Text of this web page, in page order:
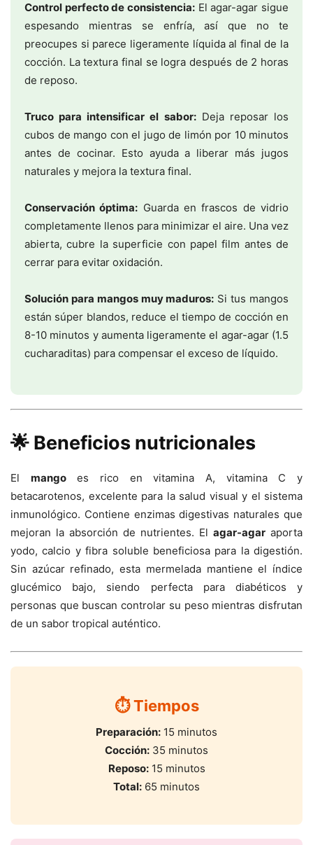
Control perfecto de consistencia: El agar-agar sigue
espesando mientras se enfría, así que no te
preocupes si parece ligeramente líquida al final de la
cocción. La textura final se logra después de 2 horas
de reposo.
Truco para intensificar el sabor:Deja reposar los
cubos de mango con el jugo de limón por 10 minutos
antes de cocinar. Esto ayuda a liberar más jugos
naturales y mejora la textura final.
Conservación óptima: Guarda en frascos de vidrio
completamente llenos para minimizar el aire. Una vez
abierta, cubre la superficie con papel film antes de
cerrar para evitar oxidación.
Solución para mangos muy maduros: Si tus mangos
están súper blandos, reduce el tiempo de cocción en
8-10 minutos y aumenta ligeramente el agar-agar (1.5
cucharaditas) para compensar el exceso de líquido.
🌟 Beneficios nutricionales
El mangoes rico en vitamina A, vitamina C y
betacarotenos, excelente para la salud visual y el sistema
inmunológico. Contiene enzimas digestivas naturales que
mejoran la absorción de nutrientes. El agar-agar aporta
yodo, calcio y fibra soluble beneficiosa para la digestión.
Sin azúcar refinado, esta mermelada mantiene el índice
glucémico bajo, siendo perfecta para diabéticos y
personas que buscan controlar su peso mientras disfrutan
de un sabor tropical auténtico.
⏱️ Tiempos
Preparación: 15 minutos
Cocción: 35 minutos
Reposo:15 minutos
Total: 65 minutos